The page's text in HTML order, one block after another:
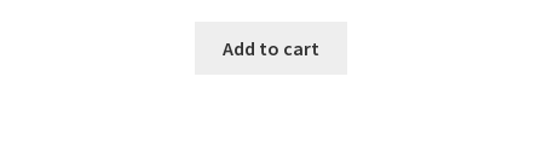
Add to cart